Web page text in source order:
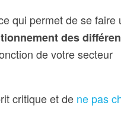
qui permet de se faire
des
de votre secteur
critique et de ne pas